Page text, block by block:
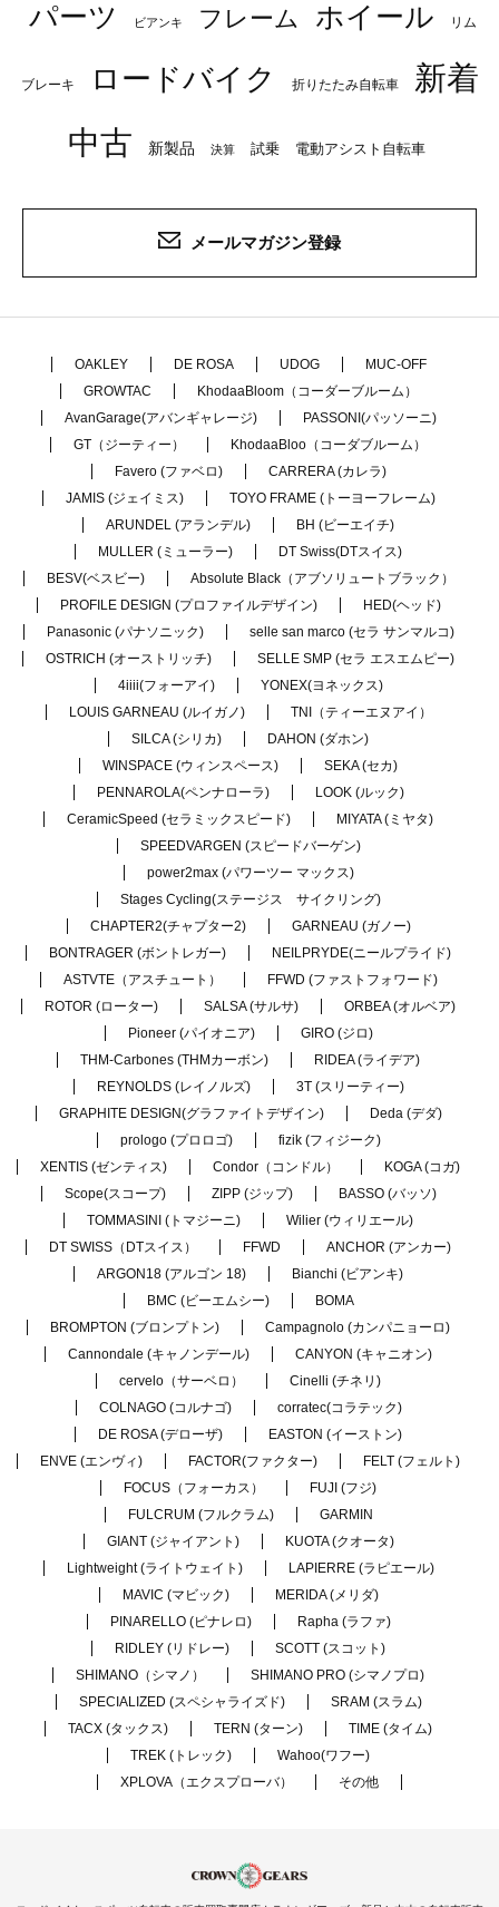
パーツ ビアンキ フレーム ホイール リム
ブレーキ ロードバイク 折りたたみ自転車
新着
中古
新製品 決算 試乗 電動アシスト自転車
メールマガジン登録
OAKLEY DE ROSA UDOG
MUC-OFF
GROWTAC
KhodaaBloom（コーダーブルーム）
AvanGarage(アバンギャレージ)
PASSONI(パッソーニ)
GT（ジーティー）
KhodaaBloo（コーダブルーム）
Favero (ファベロ)
CARRERA (カレラ)
JAMIS (ジェイミス)
TOYO FRAME (トーヨーフレーム)
ARUNDEL (アランデル)
BH (ビーエイチ)
MULLER (ミューラー)
DT Swiss(DTスイス)
BESV(ベスビー)
Absolute Black（アブソリュートブラック）
PROFILE DESIGN (プロファイルデザイン)
HED(ヘッド)
Panasonic (パナソニック)
selle san marco (セラ サンマルコ)
OSTRICH (オーストリッチ)
SELLE SMP (セラ エスエムピー)
4iiii(フォーアイ)
YONEX(ヨネックス)
LOUIS GARNEAU (ルイガノ)
TNI（ティーエヌアイ）
SILCA (シリカ)
DAHON (ダホン)
WINSPACE (ウィンスペース)
SEKA (セカ)
PENNAROLA(ペンナローラ)
LOOK (ルック)
CeramicSpeed (セラミックスピード)
MIYATA (ミヤタ)
SPEEDVARGEN (スピードバーゲン)
power2max (パワーツー マックス)
Stages Cycling(ステージス サイクリング)
CHAPTER2(チャプター2)
GARNEAU (ガノー)
BONTRAGER (ボントレガー)
NEILPRYDE(ニールプライド)
ASTVTE（アスチュート）
FFWD (ファストフォワード)
ROTOR (ローター)
SALSA (サルサ)
ORBEA (オルベア)
Pioneer (パイオニア)
GIRO (ジロ)
THM-Carbones (THMカーボン)
RIDEA (ライデア)
REYNOLDS (レイノルズ)
3T (スリーティー)
GRAPHITE DESIGN(グラファイトデザイン)
Deda (デダ)
prologo (プロロゴ)
fizik (フィジーク)
XENTIS (ゼンティス)
Condor（コンドル）
KOGA (コガ)
Scope(スコープ)
ZIPP (ジップ)
BASSO (バッソ)
TOMMASINI (トマジーニ)
Wilier (ウィリエール)
DT SWISS（DTスイス）
FFWD
ANCHOR (アンカー)
ARGON18 (アルゴン 18)
Bianchi (ビアンキ)
BMC (ビーエムシー)
BOMA
BROMPTON (ブロンプトン)
Campagnolo (カンパニョーロ)
Cannondale (キャノンデール)
CANYON (キャニオン)
cervelo（サーベロ）
Cinelli (チネリ)
COLNAGO (コルナゴ)
corratec(コラテック)
DE ROSA (デローザ)
EASTON (イーストン)
ENVE (エンヴィ)
FACTOR(ファクター)
FELT (フェルト)
FOCUS（フォーカス）
FUJI (フジ)
FULCRUM (フルクラム)
GARMIN
GIANT (ジャイアント)
KUOTA (クオータ)
Lightweight (ライトウェイト)
LAPIERRE (ラピエール)
MAVIC (マビック)
MERIDA (メリダ)
PINARELLO (ピナレロ)
Rapha (ラファ)
RIDLEY (リドレー)
SCOTT (スコット)
SHIMANO（シマノ）
SHIMANO PRO (シマノプロ)
SPECIALIZED (スペシャライズド)
SRAM (スラム)
TACX (タックス)
TERN (ターン)
TIME (タイム)
TREK (トレック)
Wahoo(ワフー)
XPLOVA（エクスプローバ）
その他